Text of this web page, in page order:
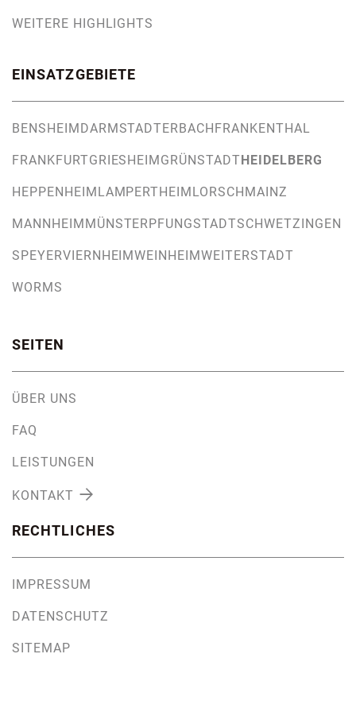
WEITERE HIGHLIGHTS
EINSATZGEBIETE
BENSHEIMDARMSTADTERBACHFRANKENTHAL
FRANKFURTGRIESHEIMGRÜNSTADTHEIDELBERG
HEPPENHEIMLAMPERTHEIMLORSCHMAINZ
MANNHEIMMÜNSTERPFUNGSTADTSCHWETZINGEN
SPEYERVIERNHEIMWEINHEIMWEITERSTADT
WORMS
SEITEN
ÜBER UNS
FAQ
LEISTUNGEN
KONTAKT 
RECHTLICHES
IMPRESSUM
DATENSCHUTZ
SITEMAP